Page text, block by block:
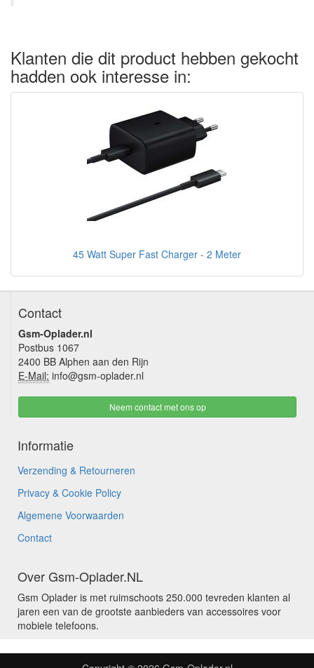
Klanten die dit product hebben gekocht
hadden ook interesse in:
45 Watt Super Fast Charger - 2 Meter
Contact
Gsm-Oplader.nl
Postbus 1067
2400 BB Alphen aan den Rijn
E-Mail: info@gsm-oplader.nl
Neem contact met ons op
Informatie
Verzending & Retourneren
Privacy & Cookie Policy
Algemene Voorwaarden
Contact
Over Gsm-Oplader.NL
Gsm Oplader is met ruimschoots 250.000 tevreden klanten al
jaren een van de grootste aanbieders van accessoires voor
mobiele telefoons.